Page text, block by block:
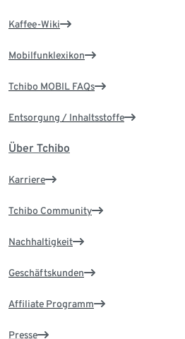
Kaffee-Wiki
Mobilfunklexikon
Tchibo MOBIL FAQs
Entsorgung / Inhaltsstoffe
Über Tchibo
Karriere
Tchibo Community
Nachhaltigkeit
Geschäftskunden
Affiliate Programm
Presse